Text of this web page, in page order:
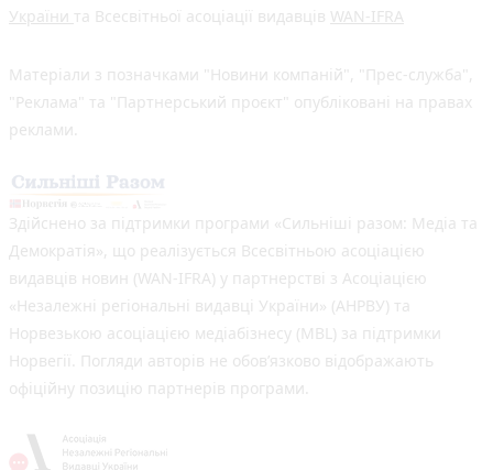
України та Всесвітньої асоціації видавців WAN-IFRA
Матеріали з позначками "Новини компаній", "Прес-служба",
"Реклама" та "Партнерський проєкт" опубліковані на правах
реклами.
Здійснено за підтримки програми «Сильніші разом: Медіа та
Демократія», що реалізується Всесвітньою асоціацією
видавців новин (WAN-IFRA) у партнерстві з Асоціацією
«Незалежні регіональні видавці України» (АНРВУ) та
Норвезькою асоціацією медіабізнесу (MBL) за підтримки
Норвегії. Погляди авторів не обов’язково відображають
офіційну позицію партнерів програми.